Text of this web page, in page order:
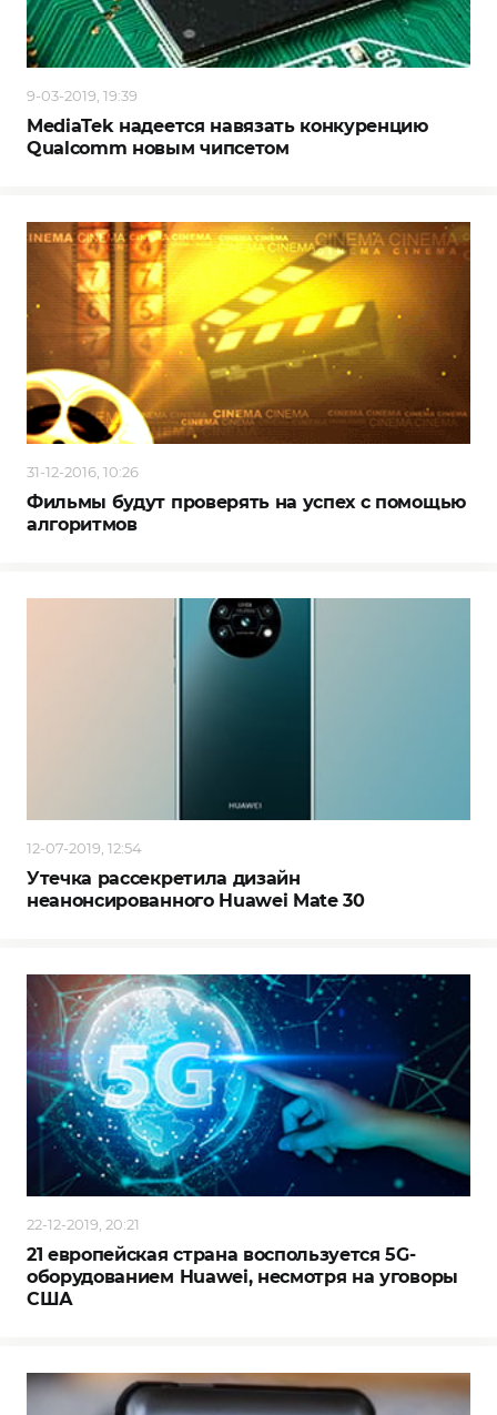
9-03-2019, 19:39
MediaTek надеется навязать конкуренцию
Qualcomm новым чипсетом
31-12-2016, 10:26
Фильмы будут проверять на успех с помощью
алгоритмов
12-07-2019, 12:54
Утечка рассекретила дизайн
неанонсированного Huawei Mate 30
22-12-2019, 20:21
21 европейская страна воспользуется 5G-
оборудованием Huawei, несмотря на уговоры
США